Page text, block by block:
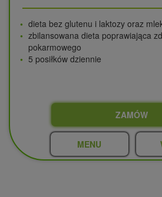
dieta bez glutenu i laktozy oraz
zbilansowana dieta poprawiająca
pokarmowego
5 posiłków dziennie
ZAMÓW
MENU